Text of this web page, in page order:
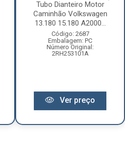
Tubo Dianteiro Motor
Caminhão Volkswagen
13.180 15.180 A2000...
Código: 2687
Embalagem: PC
Número Original:
2RH253101A
Ver preço